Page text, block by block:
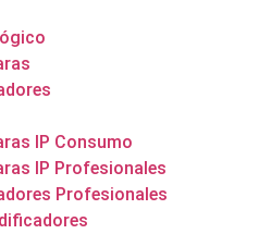
IP Consumo
IP Profesionales
Profesionales